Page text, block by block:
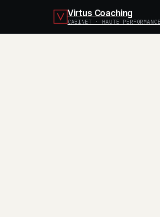
Virtus Coaching
CABINET · HAUTE PERFORMANCE